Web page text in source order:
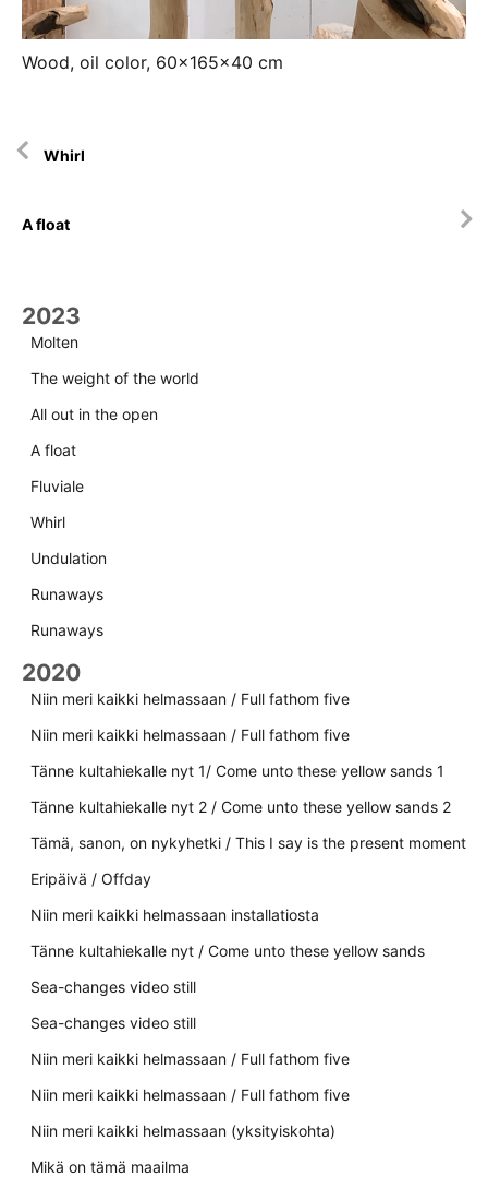
Wood, oil color, 60x165x40 cm
selaus
Whirl
A float
2023
Molten
The weight of the world
All out in the open
A float
Fluviale
Whirl
Undulation
Runaways
Runaways
2020
Niin meri kaikki helmassaan / Full fathom five
Niin meri kaikki helmassaan / Full fathom five
Tänne kultahiekalle nyt 1/ Come unto these yellow sands 1
Tänne kultahiekalle nyt 2 / Come unto these yellow sands 2
Tämä, sanon, on nykyhetki / This I say is the present moment
Eripäivä / Offday
Niin meri kaikki helmassaan installatiosta
Tänne kultahiekalle nyt / Come unto these yellow sands
Sea-changes video still
Sea-changes video still
Niin meri kaikki helmassaan / Full fathom five
Niin meri kaikki helmassaan / Full fathom five
Niin meri kaikki helmassaan (yksityiskohta)
Mikä on tämä maailma